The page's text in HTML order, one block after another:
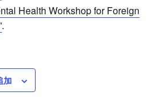
Health Workshop for Foreign
.
加